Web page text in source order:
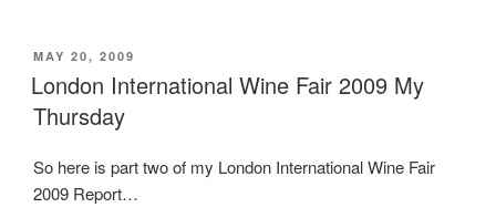
Culinarium
10.6.2009”
POSTED
ON
MAY 20, 2009
London International Wine Fair 2009 My
Thursday
So here is part two of my London International Wine Fair
2009 Report…